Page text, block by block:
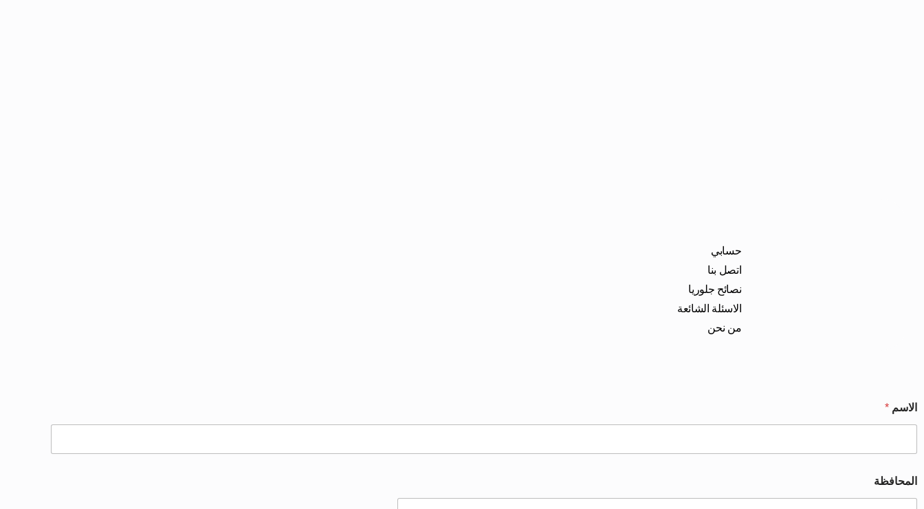
حسابي
اتصل بنا
نصائح جلوريا
الاسئلة الشائعة
من نحن
الاسم *
المحافظة